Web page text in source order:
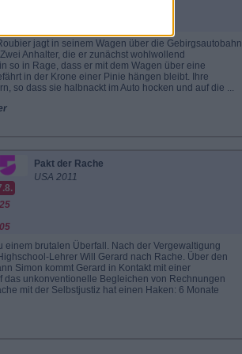
jagt in seinem Wagen über die Gebirgsautobahn
Anhalter, die er zunächst wohlwollend
so in Rage, dass er mit dem Wagen über eine
in der Krone einer Pinie hängen bleibt. Ihre
so dass sie halbnackt im Auto hocken und auf die ...
Pakt der Rache
USA 2011
einem brutalen Überfall. Nach der Vergewaltigung
Lehrer Will Gerard nach Rache. Über den
Simon kommt Gerard in Kontakt mit einer
das unkonventionelle Begleichen von Rechnungen
mit der Selbstjustiz hat einen Haken: 6 Monate